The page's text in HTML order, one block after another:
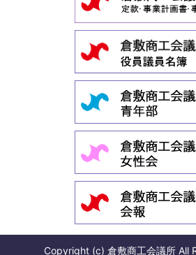
Copyright (c) 倉敷商工会議所 All